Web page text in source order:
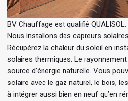
BV Chauffage est qualifié QUALISOL.
Nous installons des capteurs
Récupérez la chaleur du soleil en
solaires thermiques. Le
source d’énergie naturelle. Vous
solaire avec le gaz naturel, le bois,
à intégrer aussi bien en neuf qu’en